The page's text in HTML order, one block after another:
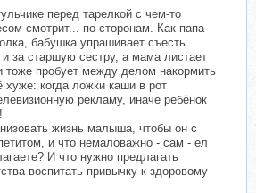
перед тарелкой с чем-то
смотрит... по сторонам. Как папа
бабушка упрашивает съесть
за старшую сестру, а мама листает
тоже пробует между делом накормить
когда ложки каши в рот
рекламу, иначе ребёнок
жизнь малыша, чтобы он с
и что немаловажно - сам - ел
И что нужно предлагать
воспитать привычку к здоровому